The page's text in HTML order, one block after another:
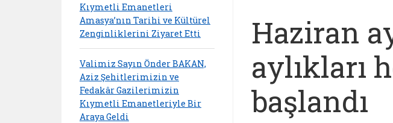
Haziran
aylıkları
başlandı
Kıymetli Emanetleri
Amasya’nın Tarihi ve Kültürel
Zenginliklerini Ziyaret Etti
Valimiz Sayın Önder BAKAN,
Aziz Şehitlerimizin ve
Fedakâr Gazilerimizin
Kıymetli Emanetleriyle Bir
Araya Geldi